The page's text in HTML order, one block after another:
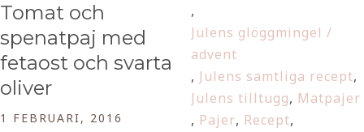
Tomat och
spenatpaj med
fetaost och svarta
oliver
1 FEBRUARI, 2016
,
Julens glöggmingel /
advent
, Julens samtliga recept,
Julens tilltugg, Matpajer
, Pajer, Recept,